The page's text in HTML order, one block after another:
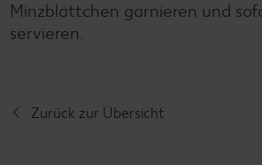
Minzblättchen garnieren und
servieren.
Zurück zur Übersicht